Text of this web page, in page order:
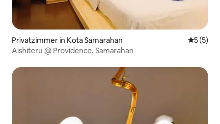
Privatzimmer in Kota Samarahan
5 (5)
Aishiteru @ Providence, Samarahan